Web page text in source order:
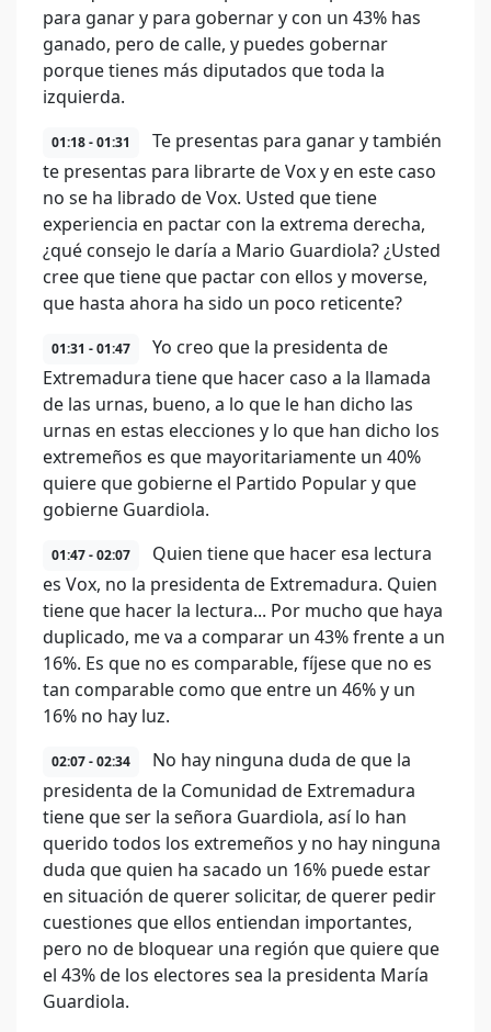
para ganar y para gobernar y con un 43% has
ganado, pero de calle, y puedes gobernar
porque tienes más diputados que toda la
izquierda.
01:18 - 01:31
Te presentas para ganar y también
te presentas para librarte de Vox y en este caso
no se ha librado de Vox. Usted que tiene
experiencia en pactar con la extrema derecha,
¿qué consejo le daría a Mario Guardiola? ¿Usted
cree que tiene que pactar con ellos y moverse,
que hasta ahora ha sido un poco reticente?
01:31 - 01:47
Yo creo que la presidenta de
Extremadura tiene que hacer caso a la llamada
de las urnas, bueno, a lo que le han dicho las
urnas en estas elecciones y lo que han dicho los
extremeños es que mayoritariamente un 40%
quiere que gobierne el Partido Popular y que
gobierne Guardiola.
01:47 - 02:07
Quien tiene que hacer esa lectura
es Vox, no la presidenta de Extremadura. Quien
tiene que hacer la lectura... Por mucho que haya
duplicado, me va a comparar un 43% frente a un
16%. Es que no es comparable, fíjese que no es
tan comparable como que entre un 46% y un
16% no hay luz.
02:07 - 02:34
No hay ninguna duda de que la
presidenta de la Comunidad de Extremadura
tiene que ser la señora Guardiola, así lo han
querido todos los extremeños y no hay ninguna
duda que quien ha sacado un 16% puede estar
en situación de querer solicitar, de querer pedir
cuestiones que ellos entiendan importantes,
pero no de bloquear una región que quiere que
el 43% de los electores sea la presidenta María
Guardiola.